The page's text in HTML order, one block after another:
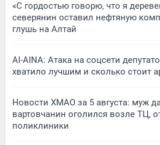
«С гордостью говорю, что я
северянин оставил нефтяную
глушь на Алтай
AI-AINA: Атака на соцсети
хватило лучшим и сколько стоит
Новости ХМАО за 5 августа: муж
вартовчанин оголился возле ТЦ,
поликлиники